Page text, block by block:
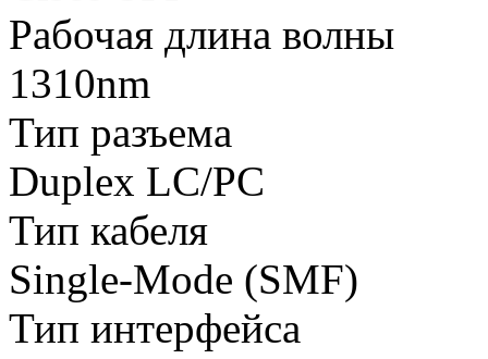
Рабочая длина волны
1310nm
Тип разъема
Duplex LC/PC
Тип кабеля
Single-Mode (SMF)
Тип интерфейса